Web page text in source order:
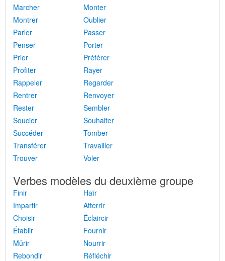
Marcher
Monter
Montrer
Oublier
Parler
Passer
Penser
Porter
Prier
Préférer
Profiter
Rayer
Rappeler
Regarder
Rentrer
Renvoyer
Rester
Sembler
Soucier
Souhaiter
Succéder
Tomber
Transférer
Travailler
Trouver
Voler
Verbes modèles du deuxième groupe
Finir
Haïr
Impartir
Atterrir
Choisir
Éclaircir
Établir
Fournir
Mûrir
Nourrir
Rebondir
Réfléchir